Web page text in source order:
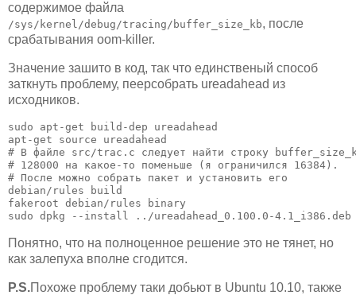
содержимое файла
/sys/kernel/debug/tracing/buffer_size_kb, после
срабатывания oom-killer.
Значение зашито в код, так что единственый способ
заткнуть проблему, пеерсобрать ureadahead из
исходников.
sudo apt-get build-dep ureadahead
apt-get source ureadahead
# В файле src/trac.c следует найти строку
# 128000 на какое-то поменьше (я ограничился 16384).
# После можно собрать пакет и установить его
debian/rules build
fakeroot debian/rules binary
sudo dpkg --install ../ureadahead_0.100.0-4.1_i386.deb
Понятно, что на полноценное решение это не тянет, но
как залепуха вполне сгодится.
P.S.Похоже проблему таки добьют в Ubuntu 10.10, также